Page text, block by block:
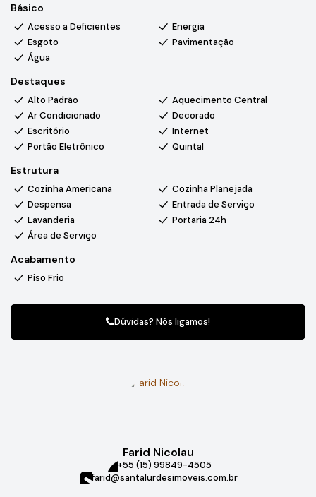
depósito, tv em todos os cômodos, adega climatizada,
despensa, piscina.
Básico
Acesso a Deficientes
Energia
Esgoto
Pavimentação
Água
Destaques
Alto Padrão
Aquecimento Central
Ar Condicionado
Decorado
Escritório
Internet
Portão Eletrônico
Quintal
Estrutura
Cozinha Americana
Cozinha Planejada
Despensa
Entrada de Serviço
Lavanderia
Portaria 24h
Área de Serviço
Acabamento
Piso Frio
Dúvidas? Nós ligamos!
Farid Nicolau
+55 (15) 99849-4505
farid@santalurdesimoveis.com.br